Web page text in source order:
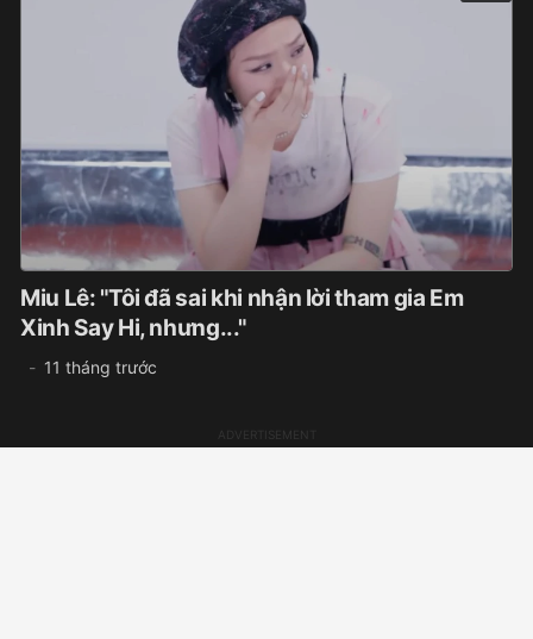
Miu Lê: "Tôi đã sai khi nhận lời tham gia Em
Xinh Say Hi, nhưng..."
11 tháng trước